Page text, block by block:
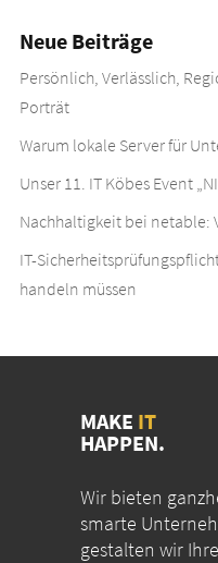
Neue Beiträge
Persönlich, Verlässlich,
Porträt
Warum lokale Server für
Unser 11. IT Köbes Event
Nachhaltigkeit bei netable:
IT-
handeln müssen
MAKE IT
HAPPEN.
Wir bieten
smarte
gestalten wir